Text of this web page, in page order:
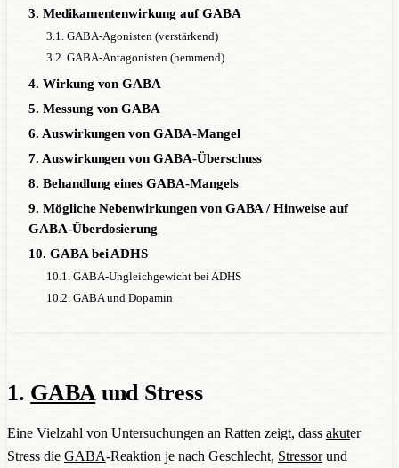
3. Medikamentenwirkung auf GABA
3.1. GABA-Agonisten (verstärkend)
3.2. GABA-Antagonisten (hemmend)
4. Wirkung von GABA
5. Messung von GABA
6. Auswirkungen von GABA-Mangel
7. Auswirkungen von GABA-Überschuss
8. Behandlung eines GABA-Mangels
9. Mögliche Nebenwirkungen von GABA / Hinweise auf
GABA-Überdosierung
10. GABA bei ADHS
10.1. GABA-Ungleichgewicht bei ADHS
10.2. GABA und Dopamin
1. GABAund Stress
Eine Vielzahl von Untersuchungen an Ratten zeigt, dass akuter
Stress die GABA-Reaktion je nach Geschlecht, Stressorund